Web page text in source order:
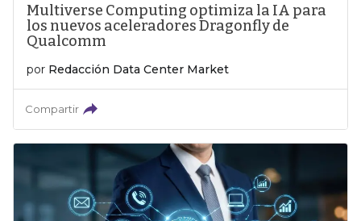
Multiverse Computing optimiza la IA para
los nuevos aceleradores Dragonfly de
Qualcomm
por Redacción Data Center Market
Compartir